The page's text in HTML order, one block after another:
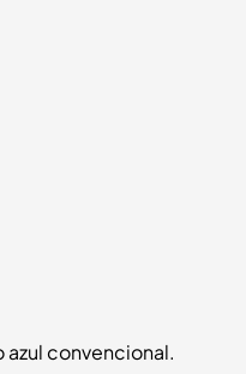
convencional.